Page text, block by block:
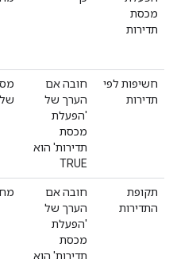
מכסת
תדירות
חשיפות לפי
תדירות
חובה אם
הערך של
'הפעלת
מכסת
תדירות' הוא
TRUE
תקופת
התדירות
חובה אם
הערך של
'הפעלת
מכסת
תדירות' הוא